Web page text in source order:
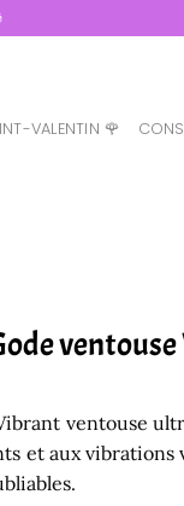
VALENTIN 🌹
ventouse
et aux